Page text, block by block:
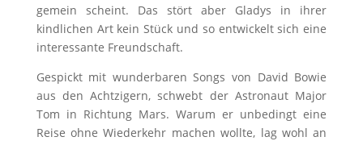
gemein scheint. Das stört aber Gladys in ihrer
kindlichen Art kein Stück und so entwickelt sich eine
interessante Freundschaft.
Gespickt mit wunderbaren Songs von David Bowie
aus den Achtzigern, schwebt der Astronaut Major
Tom in Richtung Mars. Warum er unbedingt eine
Reise ohne Wiederkehr machen wollte, lag wohl an